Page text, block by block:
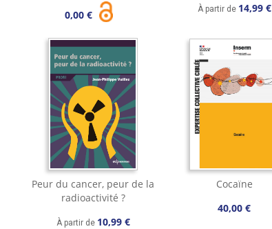
0,00 € À partir de 14,99 €
Peur du cancer, peur de la
radioactivité ?
À partir de 10,99 €
Cocaïne
40,00 €